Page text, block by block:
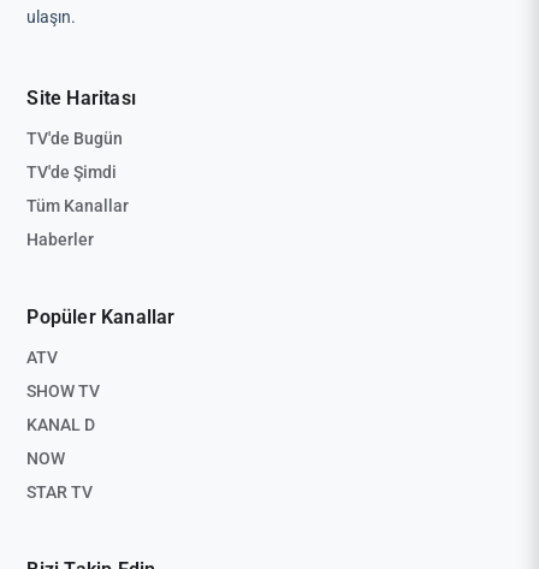
ulaşın.
Site Haritası
TV'de Bugün
TV'de Şimdi
Tüm Kanallar
Haberler
Popüler Kanallar
ATV
SHOW TV
KANAL D
NOW
STAR TV